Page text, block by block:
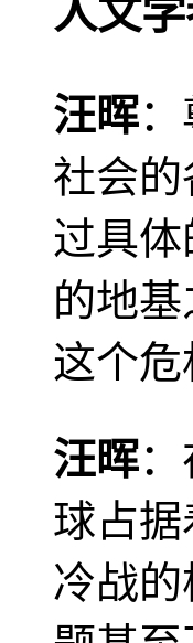
人文
汪晖
社会
过具
的地
这个
汪晖
球占
冷战